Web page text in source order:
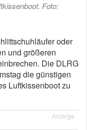
Foto:
oder
und größeren
Die DLRG
die günstigen
Luftkissenboot zu
Anzeige